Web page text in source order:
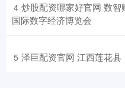
4 炒股配资哪家好官网 数
国际数字经济博览会
5 泽巨配资官网 江西莲花